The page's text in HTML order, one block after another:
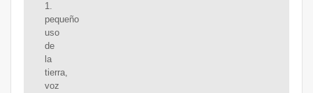
1.
pequeño
uso
de
la
tierra,
voz